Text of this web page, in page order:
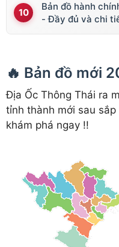
Bản đồ hành
- Đầy đủ và chi
🔥 Bản đồ mới
Địa Ốc Thông Thái ra
tỉnh thành mới sau
khám phá ngay !!